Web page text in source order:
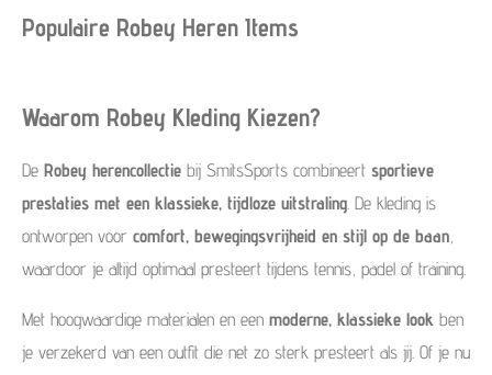
Populaire Robey Heren Items
Waarom Robey Kleding Kiezen?
De Robey herencollectie bij SmitsSports combineert sportieve
prestaties met een klassieke, tijdloze uitstraling . De kleding is
ontworpen voor comfort, bewegingsvrijheid en stijl op de baan
waardoor je altijd optimaal presteert tijdens tennis, padel of training.
Met hoogwaardige materialen en een moderne, klassieke look ben
je verzekerd van een outfit die net zo sterk presteert als jij. Of je nu